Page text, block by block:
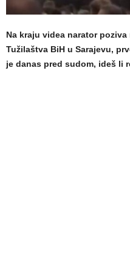
Na kraju videa narator
Tužilaštva BiH u Sarajevu,
je danas pred sudom, ideš li